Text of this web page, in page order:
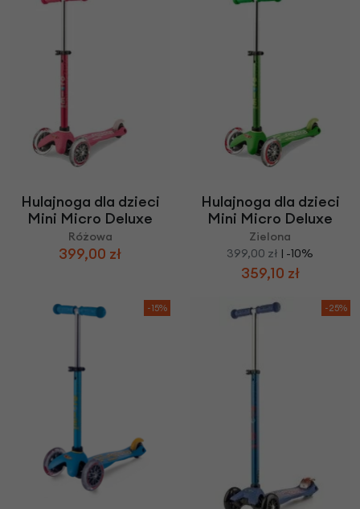
Hulajnoga dla dzieci
Mini Micro Deluxe
Różowa
399,00 zł
Hulajnoga dla dzieci
Mini Micro Deluxe
Zielona
399,00 zł | -10%
359,10 zł
-15% -25%